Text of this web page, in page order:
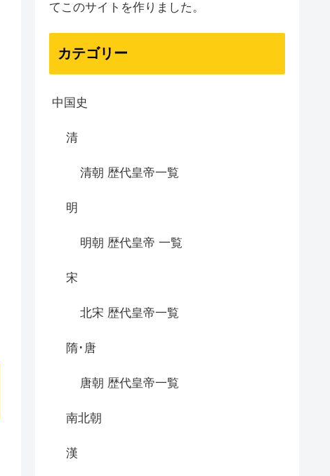
てこのサイトを作りました。
カテゴリー
中国史
清
清朝 歴代皇帝一覧
明
明朝 歴代皇帝 一覧
宋
北宋 歴代皇帝一覧
隋･唐
唐朝 歴代皇帝一覧
南北朝
漢